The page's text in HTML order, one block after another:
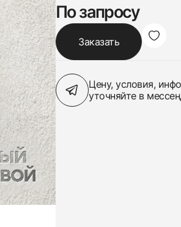
По запросу
Заказать
Цену, условия,
уточняйте в